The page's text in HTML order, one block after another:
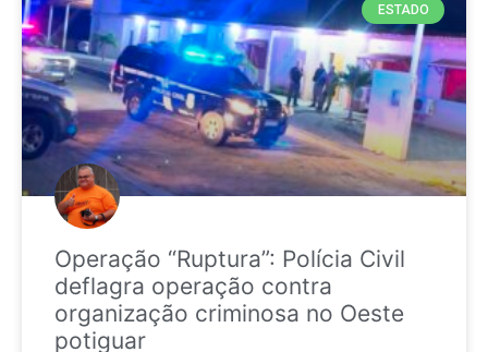
ESTADO
Operação “Ruptura”: Polícia Civil
deflagra operação contra
organização criminosa no Oeste
potiguar